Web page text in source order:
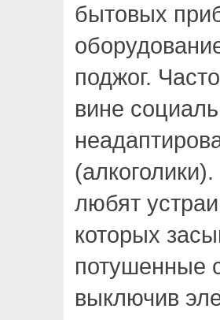
бытовых
поджог.
вине
любят
которых
потушенные
выключив